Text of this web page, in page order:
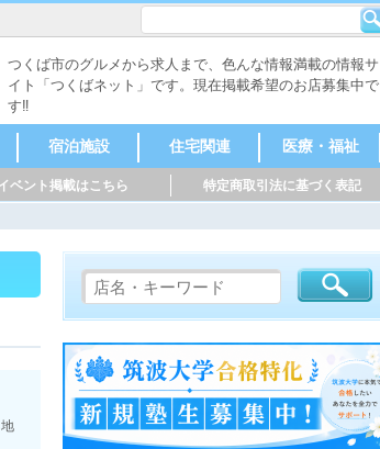
つくば市のグルメから求人まで、色んな情報満載の情報サ
イト「つくばネット」です。現在掲載希望のお店募集中で
す‼
宿泊施設
ホテル
旅館
民宿
住宅関連
不動産会社
工務店・建築
事務所
外構・エクス
テリア
医療・福祉
医療機関
福祉施設
ベント掲載はこちら 特定商取引法に基づく表記